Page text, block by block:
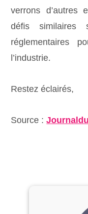
verrons d’autres
défis similaires
réglementaires
l’industrie.
Restez éclairés,
Source :